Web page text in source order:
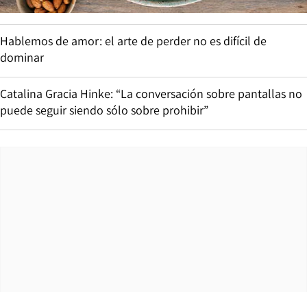
Hablemos de amor: el arte de perder no es difícil de
dominar
Catalina Gracia Hinke: “La conversación sobre pantallas no
puede seguir siendo sólo sobre prohibir”